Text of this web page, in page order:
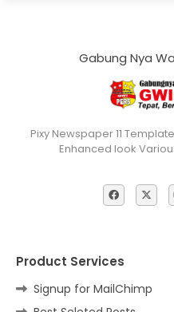
Gabung Nya
Pixy Newspaper 11
Enhanced look
Product Services
Signup for MailChimp